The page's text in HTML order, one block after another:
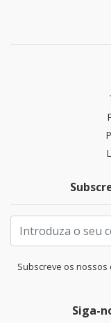
Subscreve os
Siga-